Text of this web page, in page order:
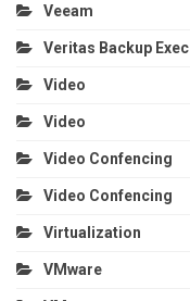
Veeam
Veritas Backup Exec
Video
Video
Video Confencing
Video Confencing
Virtualization
VMware